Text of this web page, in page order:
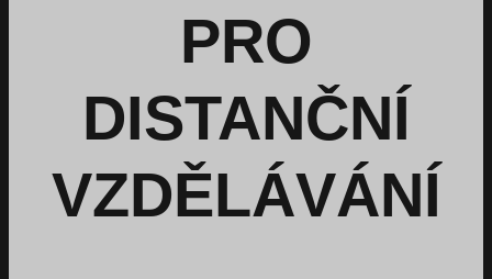
PRO
DISTANČNÍ
VZDĚLÁVÁNÍ